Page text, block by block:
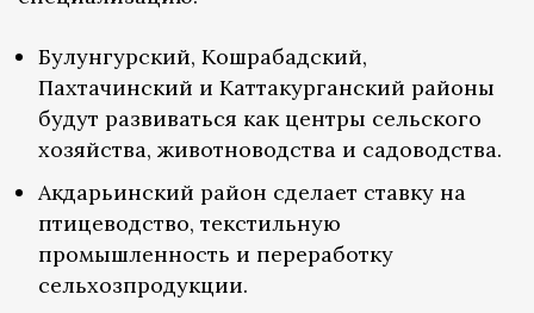
Булунгурский, Кошрабадский,
Пахтачинский и Каттакурганский районы
будут развиваться как центры сельского
хозяйства, животноводства и садоводства.
Акдарьинский район сделает ставку на
птицеводство, текстильную
промышленность и переработку
сельхозпродукции.